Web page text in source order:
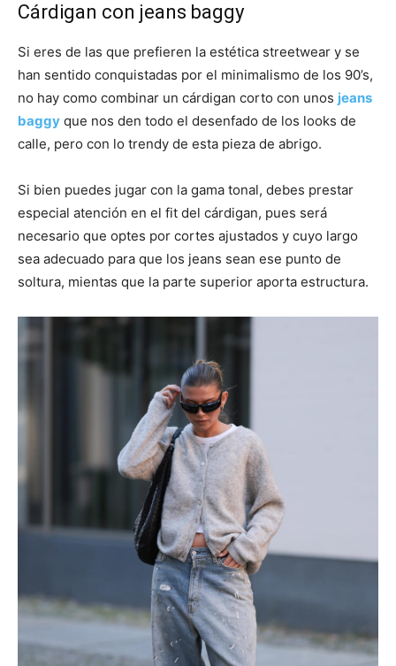
Cárdigan con jeans baggy
Si eres de las que prefieren la estética streetwear y se
han sentido conquistadas por el minimalismo de los 90’s,
no hay como combinar un cárdigan corto con unos jeans
baggy que nos den todo el desenfado de los looks de
calle, pero con lo trendy de esta pieza de abrigo.
Si bien puedes jugar con la gama tonal, debes prestar
especial atención en el fit del cárdigan, pues será
necesario que optes por cortes ajustados y cuyo largo
sea adecuado para que los jeans sean ese punto de
soltura, mientas que la parte superior aporta estructura.